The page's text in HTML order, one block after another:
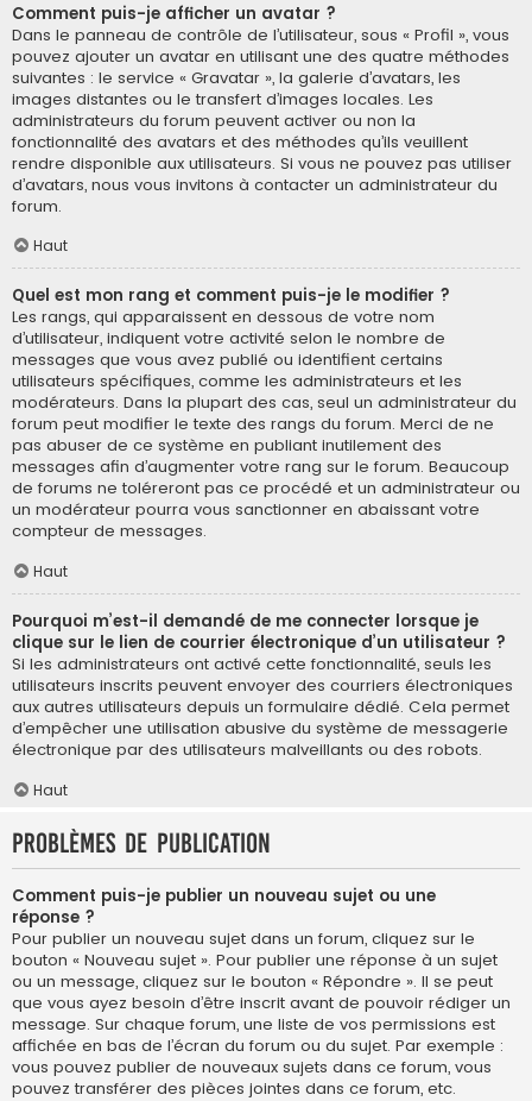
Comment puis-je afficher un avatar ?
Dans le panneau de contrôle de l’utilisateur, sous « Profil », vous
pouvez ajouter un avatar en utilisant une des quatre méthodes
suivantes : le service « Gravatar », la galerie d’avatars, les
images distantes ou le transfert d’images locales. Les
administrateurs du forum peuvent activer ou non la
fonctionnalité des avatars et des méthodes qu’ils veuillent
rendre disponible aux utilisateurs. Si vous ne pouvez pas utiliser
d’avatars, nous vous invitons à contacter un administrateur du
forum.
Haut
Quel est mon rang et comment puis-je le modifier ?
Les rangs, qui apparaissent en dessous de votre nom
d’utilisateur, indiquent votre activité selon le nombre de
messages que vous avez publié ou identifient certains
utilisateurs spécifiques, comme les administrateurs et les
modérateurs. Dans la plupart des cas, seul un administrateur du
forum peut modifier le texte des rangs du forum. Merci de ne
pas abuser de ce système en publiant inutilement des
messages afin d’augmenter votre rang sur le forum. Beaucoup
de forums ne toléreront pas ce procédé et un administrateur ou
un modérateur pourra vous sanctionner en abaissant votre
compteur de messages.
Haut
Pourquoi m’est-il demandé de me connecter lorsque je
clique sur le lien de courrier électronique d’un utilisateur ?
Si les administrateurs ont activé cette fonctionnalité, seuls les
utilisateurs inscrits peuvent envoyer des courriers électroniques
aux autres utilisateurs depuis un formulaire dédié. Cela permet
d’empêcher une utilisation abusive du système de messagerie
électronique par des utilisateurs malveillants ou des robots.
Haut
Problèmes de publication
Comment puis-je publier un nouveau sujet ou une
réponse ?
Pour publier un nouveau sujet dans un forum, cliquez sur le
bouton « Nouveau sujet ». Pour publier une réponse à un sujet
ou un message, cliquez sur le bouton « Répondre ». Il se peut
que vous ayez besoin d’être inscrit avant de pouvoir rédiger un
message. Sur chaque forum, une liste de vos permissions est
affichée en bas de l’écran du forum ou du sujet. Par exemple :
vous pouvez publier de nouveaux sujets dans ce forum, vous
pouvez transférer des pièces jointes dans ce forum, etc.